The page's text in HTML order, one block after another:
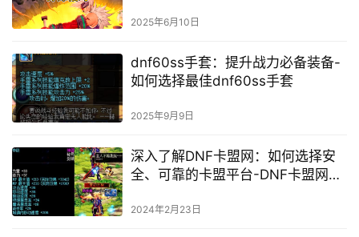
2025年6月10日
dnf60ss手套：提升战力必备装备-
如何选择最佳dnf60ss手套
2025年9月9日
深入了解DNF卡盟网：如何选择安
全、可靠的卡盟平台-DNF卡盟网：
物品交易服务
2024年2月23日